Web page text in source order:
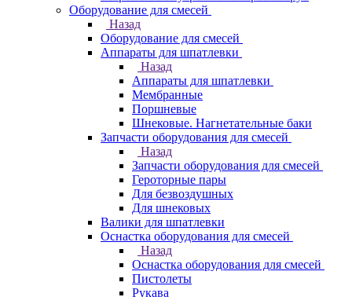
Оборудование для смесей
Назад
Оборудование для смесей
Аппараты для шпатлевки
Назад
Аппараты для шпатлевки
Мембранные
Поршневые
Шнековые. Нагнетательные баки
Запчасти оборудования для смесей
Назад
Запчасти оборудования для смесей
Героторные пары
Для безвоздушных
Для шнековых
Валики для шпатлевки
Оснастка оборудования для смесей
Назад
Оснастка оборудования для смесей
Пистолеты
Рукава